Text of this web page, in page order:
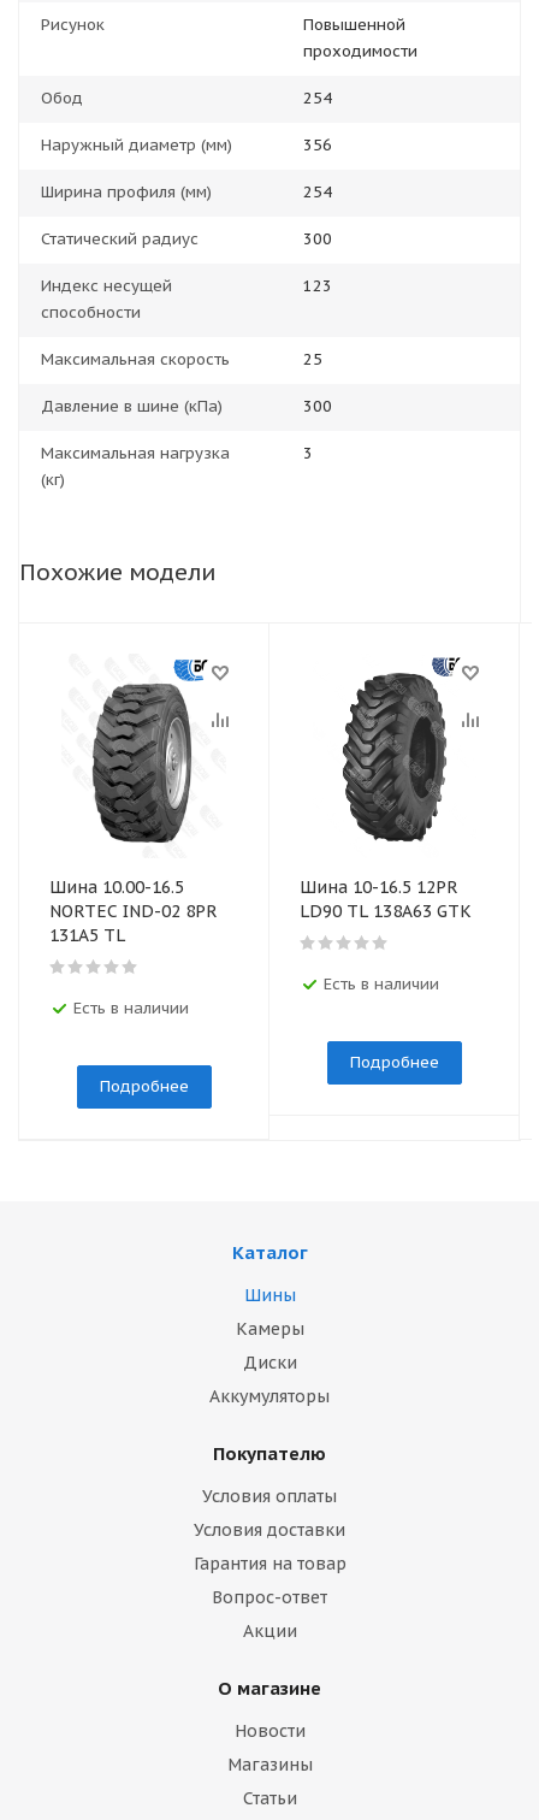
Рисунок
Повышенной
проходимости
Обод 254
Наружный диаметр (мм) 356
Ширина профиля (мм) 254
Статический радиус 300
Индекс несущей
способности
123
Максимальная скорость 25
Давление в шине (кПа) 300
Максимальная нагрузка
(кг)
3
Похожие модели
Шина 10.00-16.5
NORTEC IND-02 8PR
131A5 TL
Есть в наличии
Подробнее
Шина 10-16.5 12PR
LD90 TL 138A63 GTK
Есть в наличии
Подробнее
Каталог
Шины
Камеры
Диски
Аккумуляторы
Покупателю
Условия оплаты
Условия доставки
Гарантия на товар
Вопрос-ответ
Акции
О магазине
Новости
Магазины
Статьи